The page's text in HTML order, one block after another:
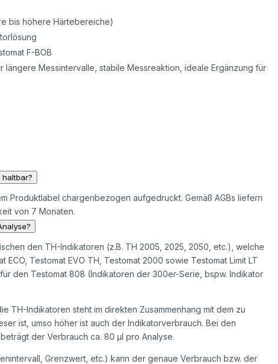
bis höhere Härtebereiche)
F-BOB
längere Messintervalle, stabile Messreaktion, ideale Ergänzung für
Produktlabel chargenbezogen aufgedruckt. Gemäß AGBs liefern
von 7 Monaten.
den TH-Indikatoren (z.B. TH 2005, 2025, 2050, etc.), welche
Testomat EVO TH, Testomat 2000 sowie Testomat Limit LT
den Testomat 808 (Indikatoren der 300er-Serie, bspw. Indikator
TH-Indikatoren steht im direkten Zusammenhang mit dem zu
ist, umso höher ist auch der Indikatorverbrauch. Bei den
der Verbrauch ca. 80 µl pro Analyse.
Grenzwert, etc.) kann der genaue Verbrauch bzw. der